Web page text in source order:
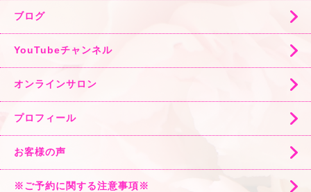
ブログ
YouTubeチャンネル
オンラインサロン
プロフィール
お客様の声
※ご予約に関する注意事項※